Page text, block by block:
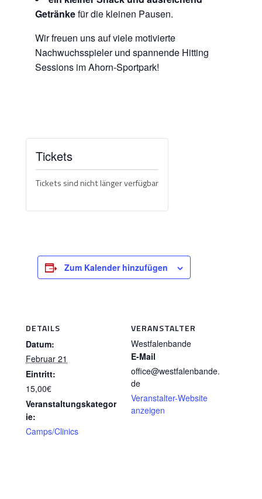
Getränkefür die kleinen Pausen.
Wir freuen uns auf viele motivierte
Nachwuchsspieler und spannende Hitting
Sessions im Ahorn-Sportpark!
Tickets
Tickets sind nicht länger verfügbar
Zum Kalender hinzufügen
DETAILS
Datum:
Februar 21
Eintritt:
15,00€
Veranstaltungskategor
ie:
Camps/Clinics
VERANSTALTER
Westfalenbande
E-Mail
office@westfalenbande.
de
Veranstalter-Website
anzeigen